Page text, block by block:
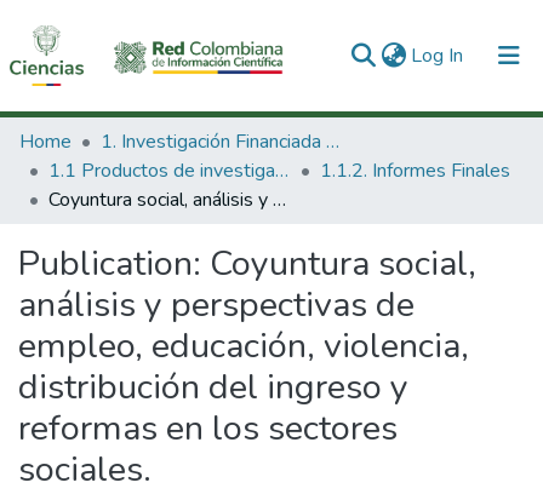
Log In (current)
Communities & Collections
All of DSpace
Home
1. Investigación Financiada con Recursos Públicos
1.1 Productos de investigación
1.1.2. Informes Finales
Coyuntura social, análisis y perspectivas de empleo, educación, violencia, distribución del ingreso y reformas en los sectores sociales.
Publication: Coyuntura social,
análisis y perspectivas de
empleo, educación, violencia,
distribución del ingreso y
reformas en los sectores
sociales.